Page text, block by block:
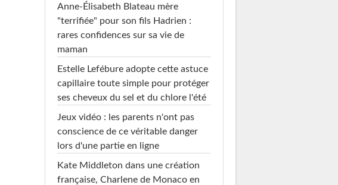
Anne-Élisabeth Blateau mère
"terrifiée" pour son fils Hadrien :
rares confidences sur sa vie de
maman
Estelle Lefébure adopte cette astuce
capillaire toute simple pour protéger
ses cheveux du sel et du chlore l'été
Jeux vidéo : les parents n'ont pas
conscience de ce véritable danger
lors d'une partie en ligne
Kate Middleton dans une création
française, Charlene de Monaco en